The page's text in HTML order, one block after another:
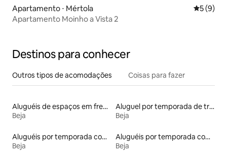
Apartamento ⋅ Mértola 5 de
5 (9)
Apartamento Moinho a Vista 2
Destinos para conhecer
Outros tipos de acomodações Coisas para fazer
Aluguéis de espaços em frente à praia
Beja
Aluguel por temporada de trailers
Beja
Aluguéis por temporada com suítes privativas
Beja
Aluguéis por temporada com café da manhã
Beja